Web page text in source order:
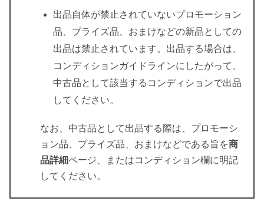
出品自体が禁止されていないプロモーション
品、プライズ品、おまけなどの新品としての
出品は禁止されています。出品する場合は、
コンディションガイドラインにしたがって、
中古品として該当するコンディションで出品
してください。
なお、中古品として出品する際は、プロモーシ
ョン品、プライズ品、おまけなどである旨を商
品詳細ページ、またはコンディション欄に明記
してください。